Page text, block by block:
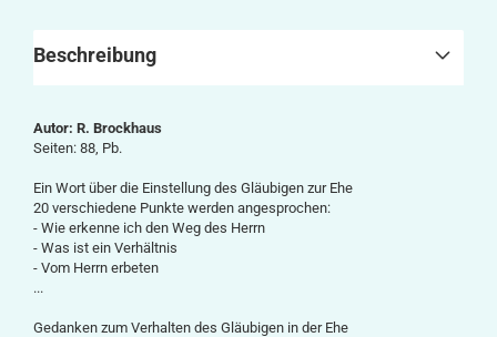
Beschreibung
Autor: R. Brockhaus
Seiten: 88, Pb.
Ein Wort über die Einstellung des Gläubigen zur Ehe
20 verschiedene Punkte werden angesprochen:
- Wie erkenne ich den Weg des Herrn
- Was ist ein Verhältnis
- Vom Herrn erbeten
...
Gedanken zum Verhalten des Gläubigen in der Ehe